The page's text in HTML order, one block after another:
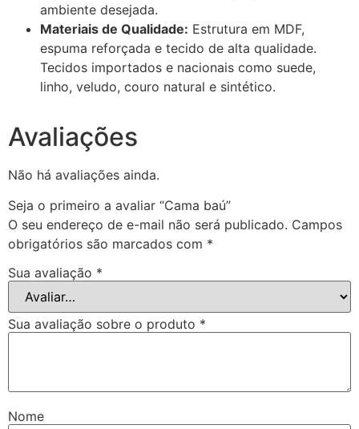
ambiente desejada.
Materiais de Qualidade: Estrutura em MDF,
espuma reforçada e tecido de alta qualidade.
Tecidos importados e nacionais como suede,
linho, veludo, couro natural e sintético.
Avaliações
Não há avaliações ainda.
Seja o primeiro a avaliar “Cama baú”
O seu endereço de e-mail não será publicado. Campos
obrigatórios são marcados com *
Sua avaliação *
Sua avaliação sobre o produto *
Nome